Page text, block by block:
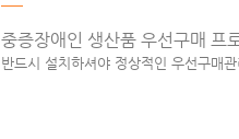
중증장애인 생산품 우선구매 프
반드시 설치하셔야 정상적인 우선구매